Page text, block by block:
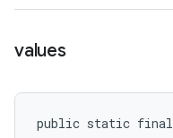
values
public static final